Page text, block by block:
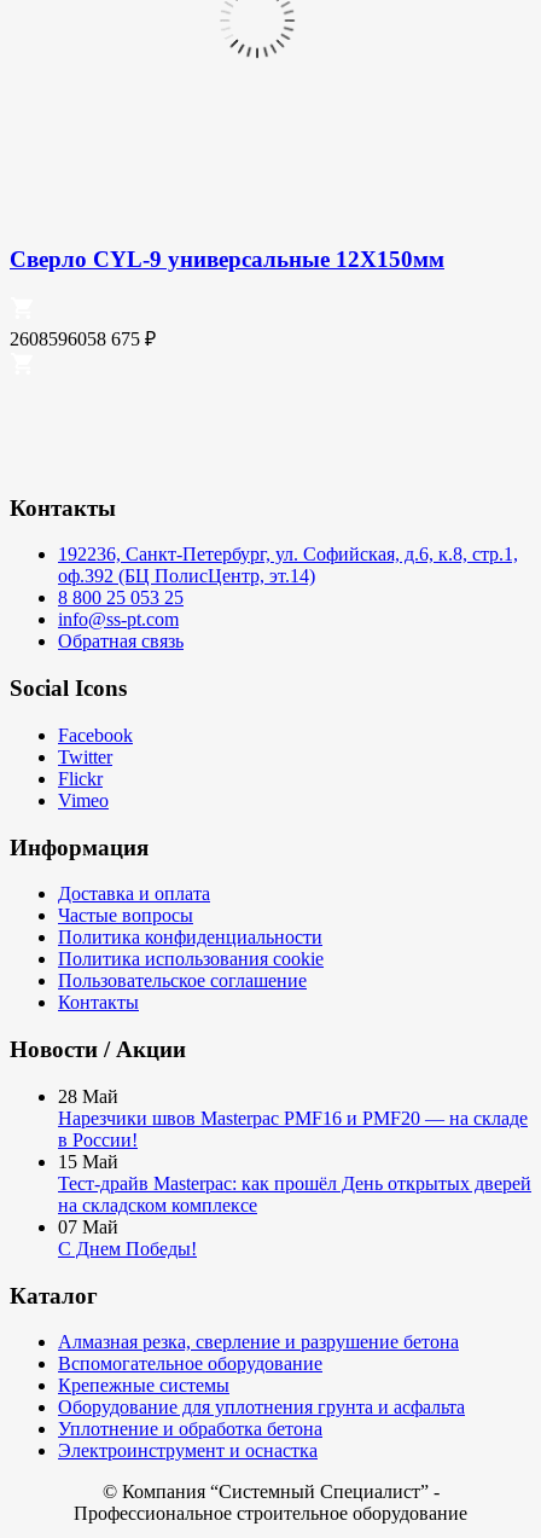
Сверло CYL-9 универсальные 12X150мм
2608596058 675 ₽
Контакты
192236, Санкт-Петербург, ул. Софийская, д.6, к.8, стр.1,
оф.392 (БЦ ПолисЦентр, эт.14)
8 800 25 053 25
info@ss-pt.com
Обратная связь
Social Icons
Facebook
Twitter
Flickr
Vimeo
Информация
Доставка и оплата
Частые вопросы
Политика конфиденциальности
Политика использования cookie
Пользовательское соглашение
Контакты
Новости / Акции
28 Май
Нарезчики швов Masterpac PMF16 и PMF20 — на складе
в России!
15 Май
Тест-драйв Masterpac: как прошёл День открытых дверей
на складском комплексе
07 Май
С Днем Победы!
Каталог
Алмазная резка, сверление и разрушение бетона
Вспомогательное оборудование
Крепежные системы
Оборудование для уплотнения грунта и асфальта
Уплотнение и обработка бетона
Электроинструмент и оснастка
© Компания “Системный Специалист” -
Профессиональное строительное оборудование